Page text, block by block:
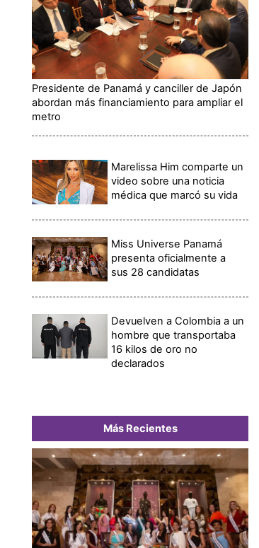
Presidente de Panamá y canciller de Japón
abordan más financiamiento para ampliar el
metro
Marelissa Him comparte un
video sobre una noticia
médica que marcó su vida
Miss Universe Panamá
presenta oficialmente a
sus 28 candidatas
Devuelven a Colombia a un
hombre que transportaba
16 kilos de oro no
declarados
Más Recientes